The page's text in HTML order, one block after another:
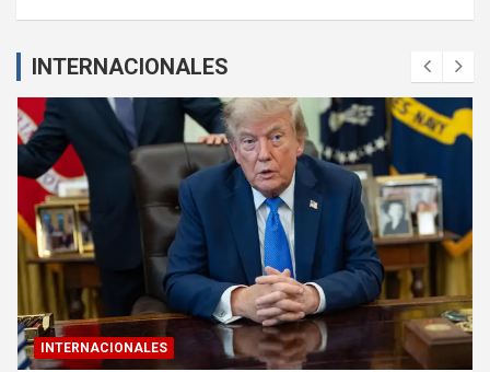
INTERNACIONALES
INTERNACIONALES